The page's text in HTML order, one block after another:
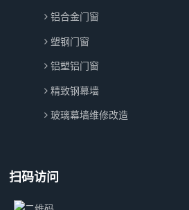
铝合金门窗
塑钢门窗
铝塑铝门窗
精致钢幕墙
玻璃幕墙维修改造
扫码访问